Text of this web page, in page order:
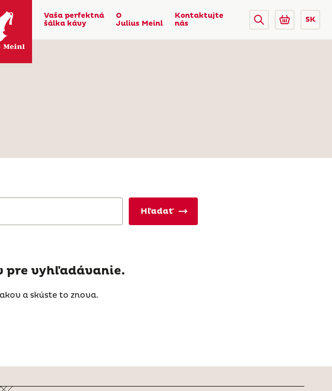
Vaša perfektná
šálka kávy
O
Julius Meinl
Kontaktujte
nás
SK
Hľadať
pre vyhľadávanie.
a skúste to znova.